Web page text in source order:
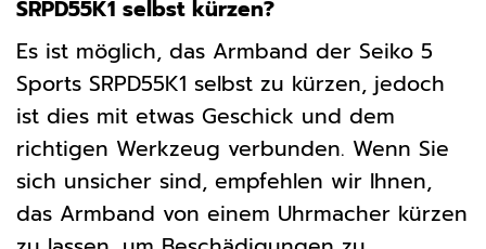
SRPD55K1 selbst kürzen?
Es ist möglich, das Armband der Seiko 5
Sports SRPD55K1 selbst zu kürzen, jedoch
ist dies mit etwas Geschick und dem
richtigen Werkzeug verbunden. Wenn Sie
sich unsicher sind, empfehlen wir Ihnen,
das Armband von einem Uhrmacher kürzen